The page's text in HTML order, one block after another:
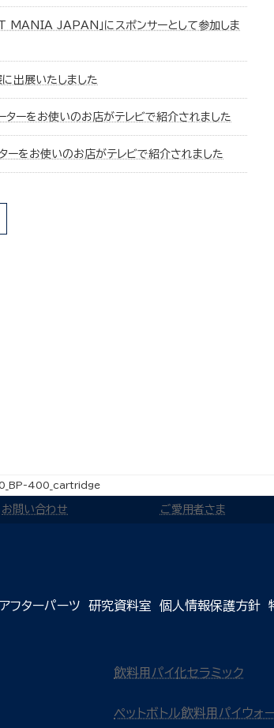
MANIA JAPAN」にスポンサーとして参加しま
出展いたしました
ターをお使いのお店がテレビで紹介されました
ーをお使いのお店がテレビで紹介されました
400_cartridge
お問い合わせ ご愛用者さま
アフターパーツ 研究資料室 個人情報保護方針
飲料用パイ化セラミック
ペットボトル飲料用パイウォ